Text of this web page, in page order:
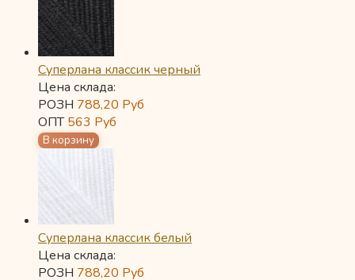
Суперлана классик черный
Цена склада:
РОЗН 788,20 Руб
ОПТ563 Руб
Суперлана классик белый
Цена склада:
РОЗН 788,20 Руб